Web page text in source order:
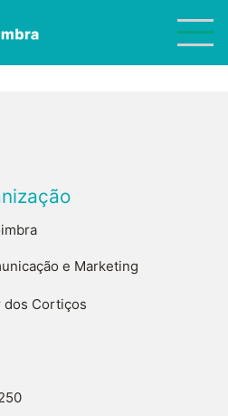
e Marketing
dos Cortiços